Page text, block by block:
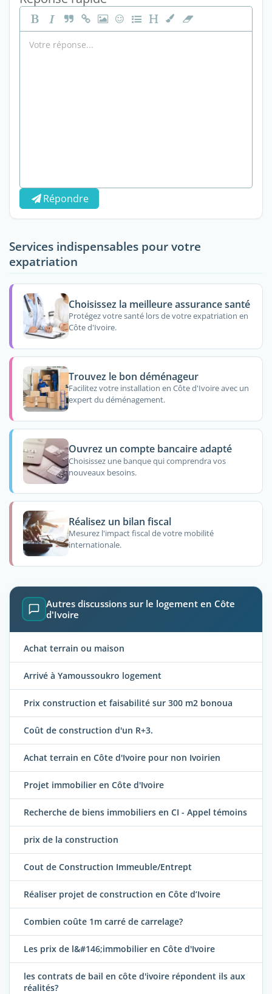
Répondre
Services indispensables pour votre
expatriation
Choisissez la meilleure assurance santé
Protégez votre santé lors de votre expatriation en
Côte d'Ivoire.
Trouvez le bon déménageur
Facilitez votre installation en Côte d'Ivoire avec un
expert du déménagement.
Ouvrez un compte bancaire adapté
Choisissez une banque qui comprendra vos
nouveaux besoins.
Réalisez un bilan fiscal
Mesurez l'impact fiscal de votre mobilité
internationale.
Autres discussions sur le logement en Côte
d'Ivoire
Achat terrain ou maison
Arrivé à Yamoussoukro logement
Prix construction et faisabilité sur 300 m2 bonoua
Coût de construction d'un R+3.
Achat terrain en Côte d'Ivoire pour non Ivoirien
Projet immobilier en Côte d'Ivoire
Recherche de biens immobiliers en CI - Appel témoins
prix de la construction
Cout de Construction Immeuble/Entrept
Réaliser projet de construction en Côte d’Ivoire
Combien coûte 1m carré de carrelage?
Les prix de l&#146;immobilier en Côte d'Ivoire
les contrats de bail en côte d'ivoire répondent ils aux
réalités?